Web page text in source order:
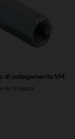
di collegamento VM
da 10 pezzi.